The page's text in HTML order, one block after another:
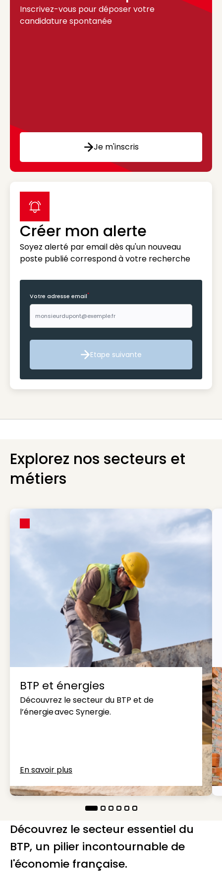
Inscrivez-vous pour déposer votre
candidature spontanée
Je m'inscris
Créer mon alerte
Soyez alerté par email dès qu'un nouveau
poste publié correspond à votre recherche
label icon
Votre adresse email*
Etape suivante
Etape suivante
Explorez nos secteurs et
métiers
BTP et énergies
Découvrez le secteur du BTP et de
l’énergie avec Synergie.
En savoir plus
Découvrez le secteur essentiel du
BTP, un pilier incontournable de
l'économie française.